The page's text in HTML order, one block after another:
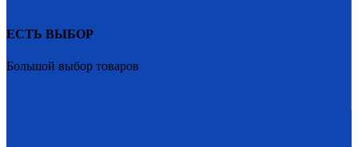
ЕСТЬ ВЫБОР
Большой выбор товаров